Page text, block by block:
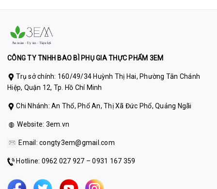
CÔNG TY TNHH BAO BÌ PHỤ GIA THỰC PHẨM 3EM
Trụ sở chính: 160/49/34 Huỳnh Thị Hai, Phường Tân Chánh
Hiệp, Quận 12, Tp. Hồ Chí Minh
Chi Nhánh: An Thổ, Phổ An, Thị Xã Đức Phổ, Quảng Ngãi
Website: 3em.vn
Email: congty3em@gmail.com
Hotline: 0962 027 927 – 0931 167 359